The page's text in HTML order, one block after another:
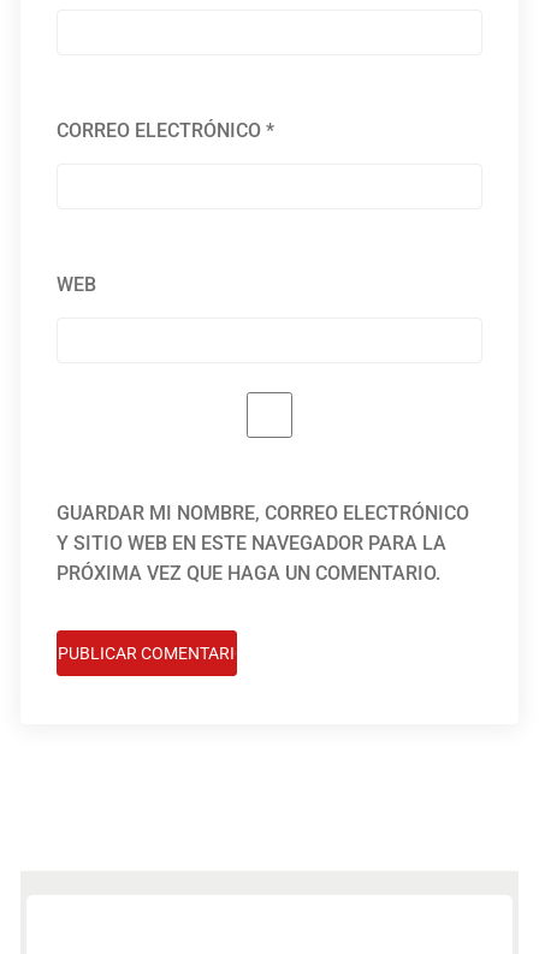
CORREO ELECTRÓNICO*
WEB
GUARDAR MI NOMBRE, CORREO ELECTRÓNICO
Y SITIO WEB EN ESTE NAVEGADOR PARA LA
PRÓXIMA VEZ QUE HAGA UN COMENTARIO.